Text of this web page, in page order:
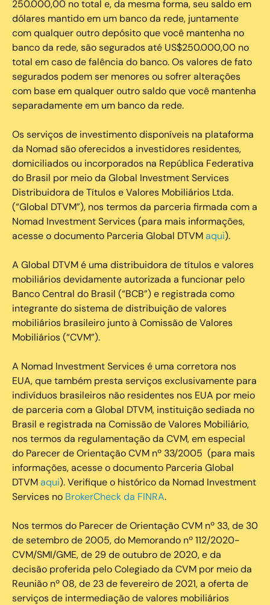
250.000,00 no total e, da mesma forma, seu saldo em
dólares mantido em um banco da rede, juntamente
com qualquer outro depósito que você mantenha no
banco da rede, são segurados até US$250.000,00 no
total em caso de falência do banco. Os valores de fato
segurados podem ser menores ou sofrer alterações
com base em qualquer outro saldo que você mantenha
separadamente em um banco da rede.
Os serviços de investimento disponíveis na plataforma
da Nomad são oferecidos a investidores residentes,
domiciliados ou incorporados na República Federativa
do Brasil por meio da Global Investment Services
Distribuidora de Títulos e Valores Mobiliários Ltda.
(“Global DTVM”), nos termos da parceria firmada com a
Nomad Investment Services (para mais informações,
acesse o documento Parceria Global DTVMaqui).
A Global DTVM é uma distribuidora de títulos e valores
mobiliários devidamente autorizada a funcionar pelo
Banco Central do Brasil (“BCB”) e registrada como
integrante do sistema de distribuição de valores
mobiliários brasileiro junto à Comissão de Valores
Mobiliários (“CVM”).
‍A Nomad Investment Services é uma corretora nos
EUA, que também presta serviços exclusivamente para
indivíduos brasileiros não residentes nos EUA por meio
de parceria com a Global DTVM, instituição sediada no
Brasil e registrada na Comissão de Valores Mobiliário,
nos termos da regulamentação da CVM, em especial
do Parecer de Orientação CVM nº 33/2005 (para mais
informações, acesse o documento Parceria Global
DTVMaqui). Verifique o histórico da Nomad Investment
Services no BrokerCheck da FINRA.
Nos termos do Parecer de Orientação CVM nº 33, de 30
de setembro de 2005, do Memorando nº 112/2020-
CVM/SMI/GME, de 29 de outubro de 2020, e da
decisão proferida pelo Colegiado da CVM por meio da
Reunião nº 08, de 23 de fevereiro de 2021, a oferta de
serviços de intermediação de valores mobiliários